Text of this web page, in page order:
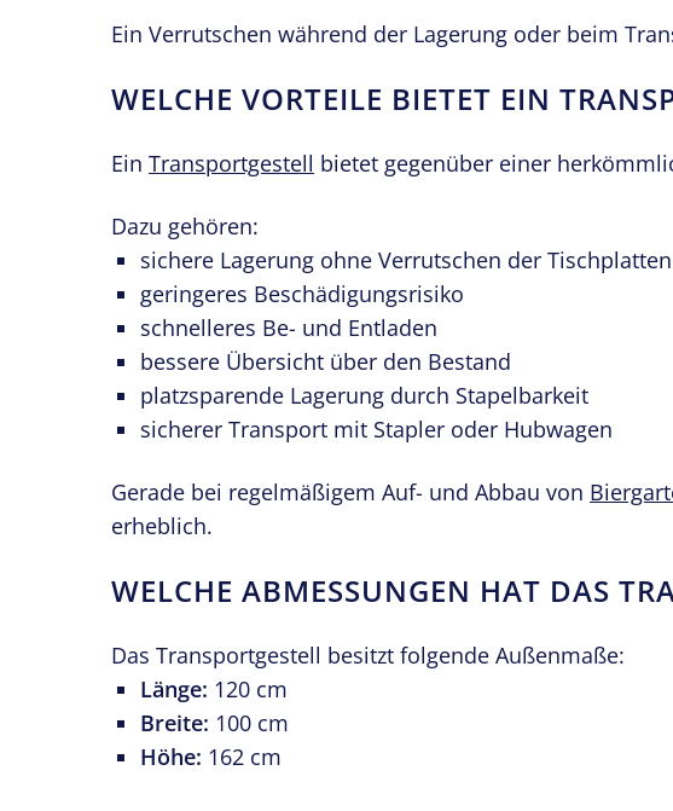
Ein Verrutschen während der Lagerung oder beim
WELCHE VORTEILE BIETET EIN
Ein Transportgestell bietet gegenüber einer
Dazu gehören:
sichere Lagerung ohne Verrutschen der Tischplatten
geringeres Beschädigungsrisiko
schnelleres Be- und Entladen
bessere Übersicht über den Bestand
platzsparende Lagerung durch Stapelbarkeit
sicherer Transport mit Stapler oder Hubwagen
Gerade bei regelmäßigem Auf- und Abbau von
erheblich.
WELCHE ABMESSUNGEN HAT DAS
Das Transportgestell besitzt folgende Außenmaße:
Länge: 120 cm
Breite: 100 cm
Höhe: 162 cm